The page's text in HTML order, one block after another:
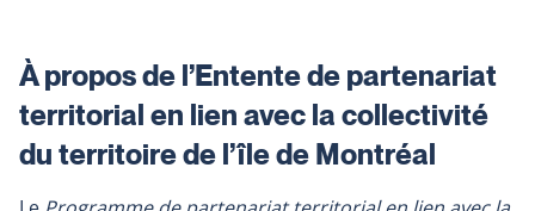
À propos de l’Entente de partenariat
territorial en lien avec la collectivité
du territoire de l’île de Montréal